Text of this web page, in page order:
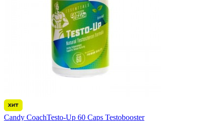
Candy CoachTesto-Up 60 Caps Testobooster